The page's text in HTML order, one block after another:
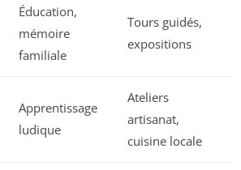
Éducation,
mémoire
familiale
Tours guidés,
expositions
Apprentissage
ludique
Ateliers
artisanat,
cuisine locale